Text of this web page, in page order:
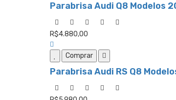
Parabrisa Audi Q8 Modelos
R$4.880,00
Comprar
Parabrisa Audi RS Q8